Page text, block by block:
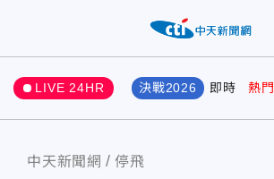
LIVE 24HR 決戰2026 即時 熱門
中天新聞網 停飛